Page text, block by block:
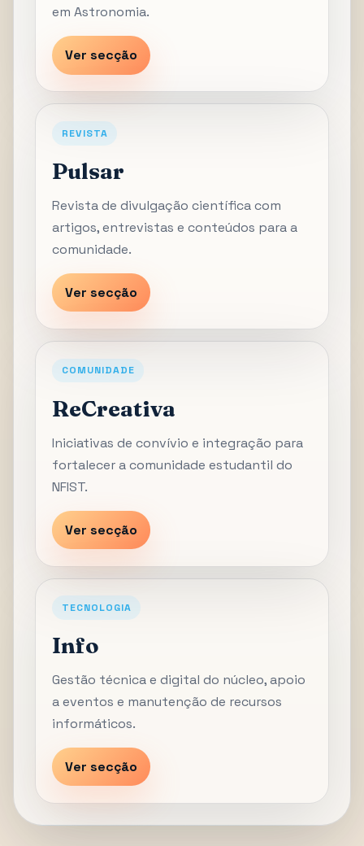
em Astronomia.
Ver secção
REVISTA
Pulsar
Revista de divulgação científica com
artigos, entrevistas e conteúdos para a
comunidade.
Ver secção
COMUNIDADE
ReCreativa
Iniciativas de convívio e integração para
fortalecer a comunidade estudantil do
NFIST.
Ver secção
TECNOLOGIA
Info
Gestão técnica e digital do núcleo, apoio
a eventos e manutenção de recursos
informáticos.
Ver secção